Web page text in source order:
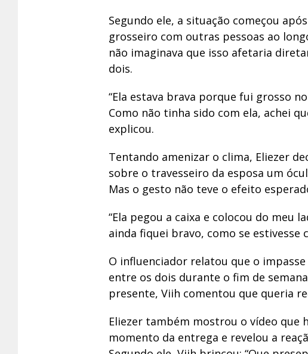
Segundo ele, a situação começou
grosseiro com outras pessoas ao
não imaginava que isso afetaria
dois.
“Ela estava brava porque fui grosso
Como não tinha sido com ela, achei
explicou.
Tentando amenizar o clima, Eliezer
sobre o travesseiro da esposa um
Mas o gesto não teve o efeito
“Ela pegou a caixa e colocou do meu
ainda fiquei bravo, como se estivesse
O influenciador relatou que o
entre os dois durante o fim de
presente, Viih comentou que queria
Eliezer também mostrou o vídeo que
momento da entrega e revelou a